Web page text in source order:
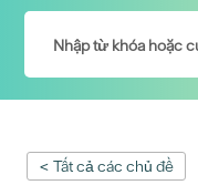
< Tất cả các chủ đề